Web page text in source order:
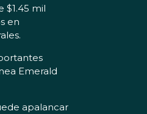
$1.45 mil
en
Emerald
apalancar